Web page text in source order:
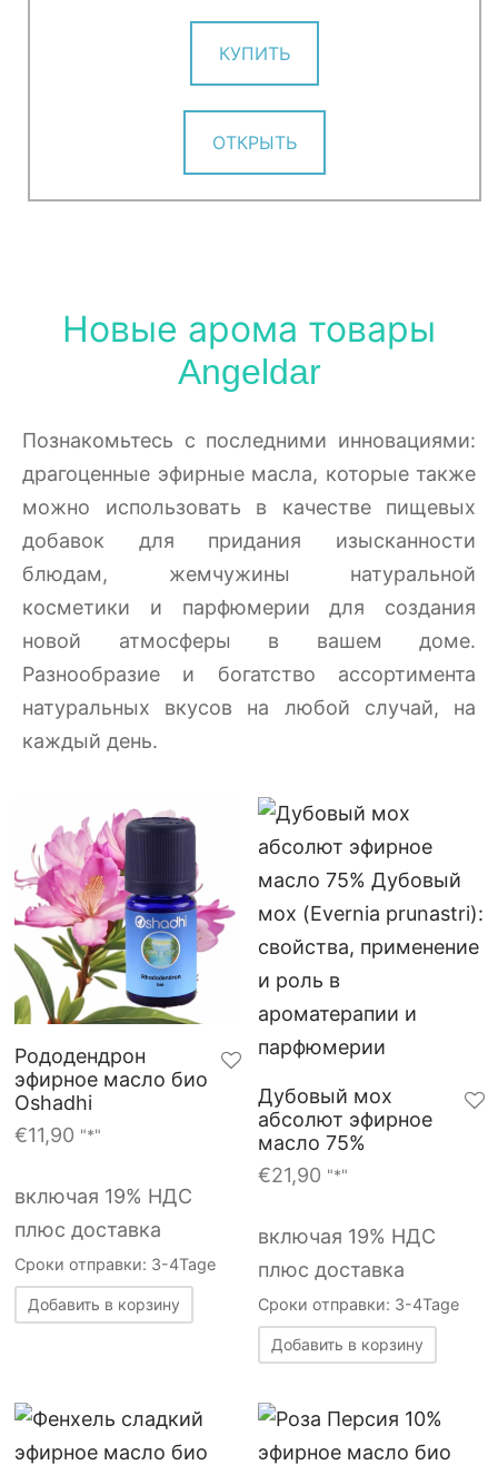
КУПИТЬ
ОТКРЫТЬ
Новые арома товары
Angeldar
Познакомьтесь с последними инновациями:
драгоценные эфирные масла, которые также
можно использовать в качестве пищевых
добавок для придания изысканности
блюдам, жемчужины натуральной
косметики и парфюмерии для создания
новой атмосферы в вашем доме.
Разнообразие и богатство ассортимента
натуральных вкусов на любой случай, на
каждый день.
Рододендрон
эфирное масло био
Oshadhi
€11,90 "*"
включая 19% НДС
плюс доставка
Сроки отправки: 3-4Tage
Добавить в корзину
Дубовый мох
абсолют эфирное
масло 75%
€21,90 "*"
включая 19% НДС
плюс доставка
Сроки отправки: 3-4Tage
Добавить в корзину